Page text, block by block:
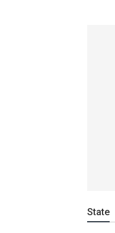
State